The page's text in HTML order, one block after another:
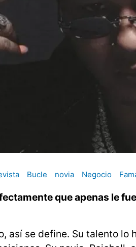
Bucle novia Negocio
que apenas le
así se define. Su talento